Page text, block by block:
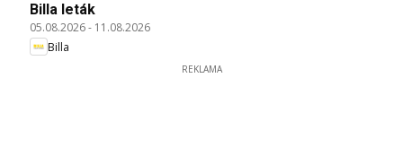
Billa leták
05.08.2026- 11.08.2026
Billa
REKLAMA